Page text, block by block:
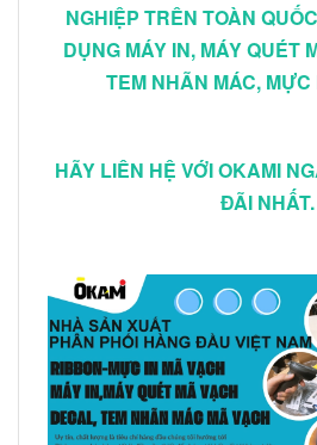
NGHIỆP TRÊN TOÀN
DỤNG MÁY IN, MÁY QUÉT
TEM NHÃN MÁC, MỰC
HÃY LIÊN HỆ VỚI OKAMI
ĐÃI NHẤT.